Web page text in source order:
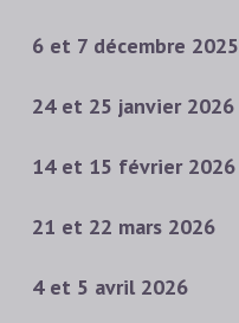
6 et 7 décembre 2025
24 et 25 janvier 2026
14 et 15 février 2026
21 et 22 mars 2026
4 et 5 avril 2026